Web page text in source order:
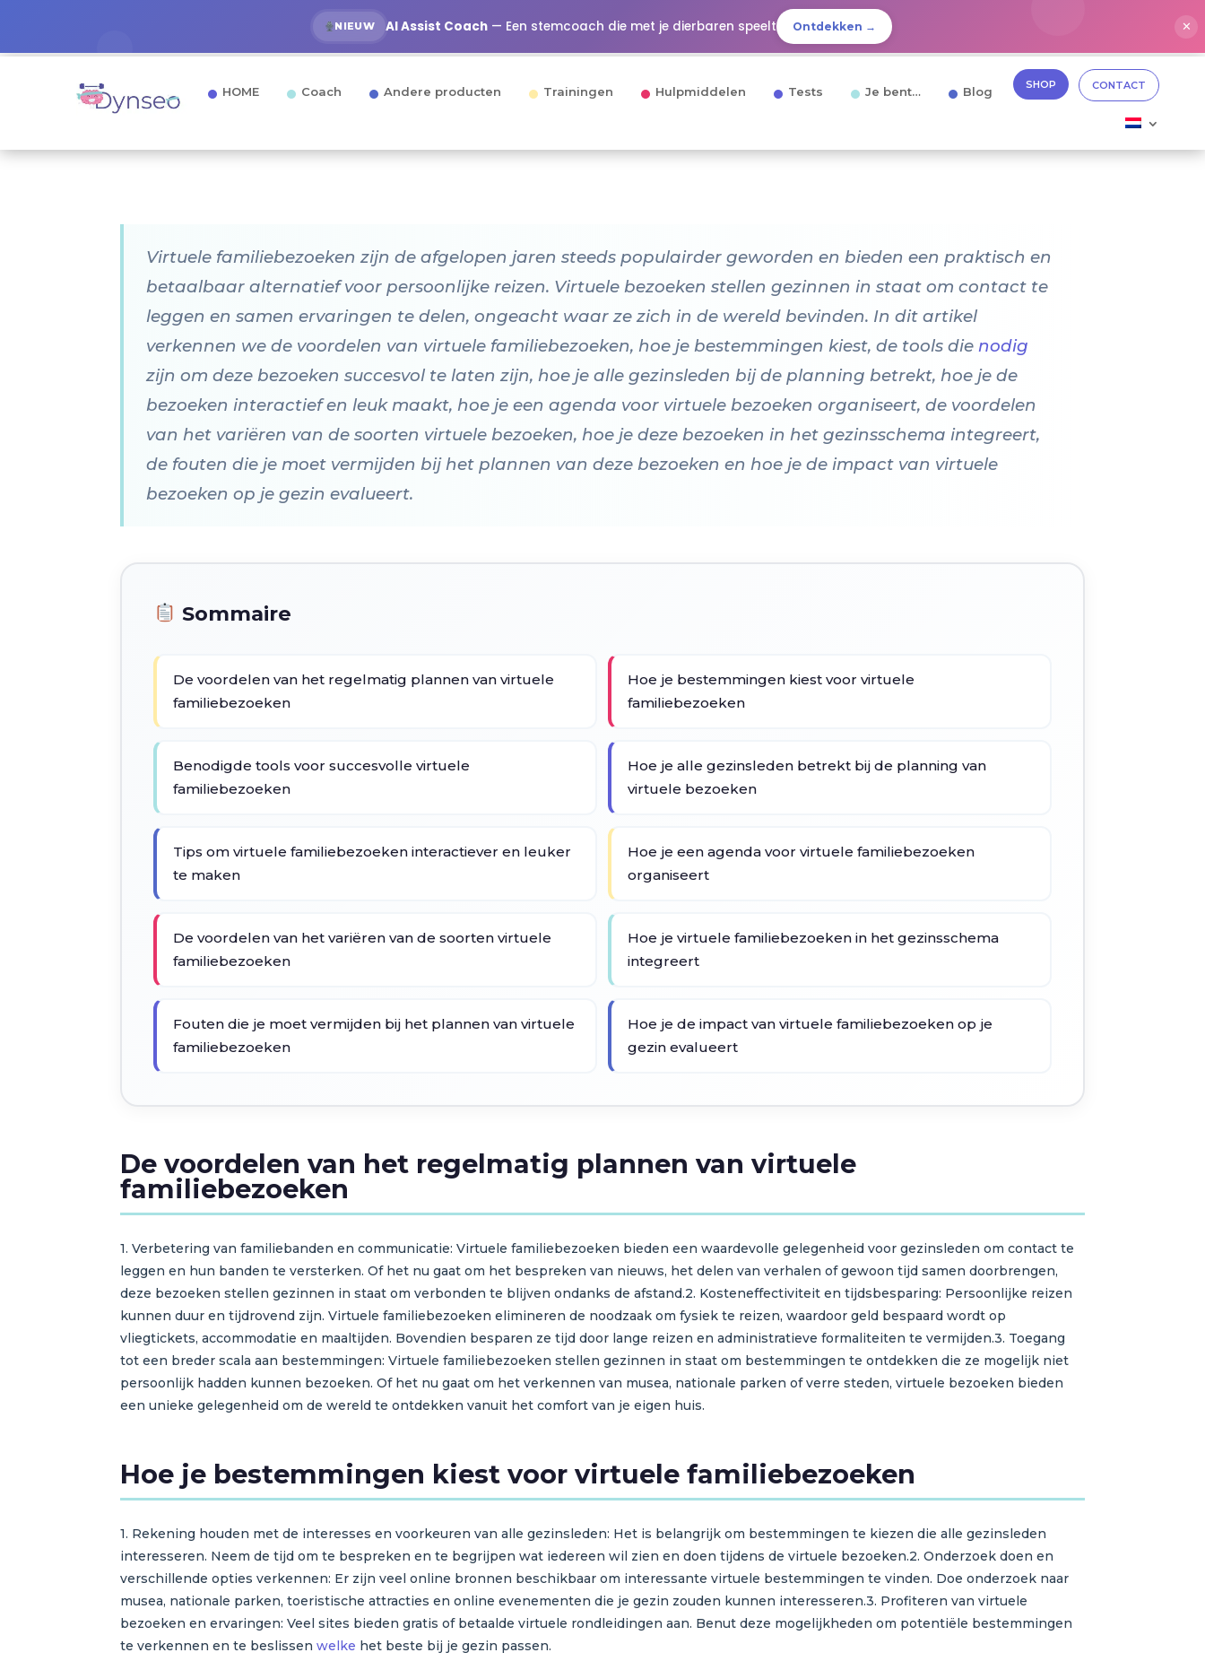
NIEUW AI Assist Coach — Een stemcoach die met je dierbaren speelt Ontdekken → ✕
HOME Coach Andere producten Trainingen Hulpmiddelen Tests Je bent… Blog SHOP CONTACT
Virtuele familiebezoeken zijn de afgelopen jaren steeds populairder geworden en bieden een praktisch en
betaalbaar alternatief voor persoonlijke reizen. Virtuele bezoeken stellen gezinnen in staat om contact te
leggen en samen ervaringen te delen, ongeacht waar ze zich in de wereld bevinden. In dit artikel
verkennen we de voordelen van virtuele familiebezoeken, hoe je bestemmingen kiest, de tools dienodig
zijn om deze bezoeken succesvol te laten zijn, hoe je alle gezinsleden bij de planning betrekt, hoe je de
bezoeken interactief en leuk maakt, hoe je een agenda voor virtuele bezoeken organiseert, de voordelen
van het variëren van de soorten virtuele bezoeken, hoe je deze bezoeken in het gezinsschema integreert,
de fouten die je moet vermijden bij het plannen van deze bezoeken en hoe je de impact van virtuele
bezoeken op je gezin evalueert.
Sommaire
De voordelen van het regelmatig plannen van virtuele
familiebezoeken
Hoe je bestemmingen kiest voor virtuele
familiebezoeken
Benodigde tools voor succesvolle virtuele
familiebezoeken
Hoe je alle gezinsleden betrekt bij de planning van
virtuele bezoeken
Tips om virtuele familiebezoeken interactiever en leuker
te maken
Hoe je een agenda voor virtuele familiebezoeken
organiseert
De voordelen van het variëren van de soorten virtuele
familiebezoeken
Hoe je virtuele familiebezoeken in het gezinsschema
integreert
Fouten die je moet vermijden bij het plannen van virtuele
familiebezoeken
Hoe je de impact van virtuele familiebezoeken op je
gezin evalueert
De voordelen van het regelmatig plannen van virtuele
familiebezoeken
1. Verbetering van familiebanden en communicatie: Virtuele familiebezoeken bieden een waardevolle gelegenheid voor gezinsleden om contact te
leggen en hun banden te versterken. Of het nu gaat om het bespreken van nieuws, het delen van verhalen of gewoon tijd samen doorbrengen,
deze bezoeken stellen gezinnen in staat om verbonden te blijven ondanks de afstand.2. Kosteneffectiviteit en tijdsbesparing: Persoonlijke reizen
kunnen duur en tijdrovend zijn. Virtuele familiebezoeken elimineren de noodzaak om fysiek te reizen, waardoor geld bespaard wordt op
vliegtickets, accommodatie en maaltijden. Bovendien besparen ze tijd door lange reizen en administratieve formaliteiten te vermijden.3. Toegang
tot een breder scala aan bestemmingen: Virtuele familiebezoeken stellen gezinnen in staat om bestemmingen te ontdekken die ze mogelijk niet
persoonlijk hadden kunnen bezoeken. Of het nu gaat om het verkennen van musea, nationale parken of verre steden, virtuele bezoeken bieden
een unieke gelegenheid om de wereld te ontdekken vanuit het comfort van je eigen huis.
Hoe je bestemmingen kiest voor virtuele familiebezoeken
1. Rekening houden met de interesses en voorkeuren van alle gezinsleden: Het is belangrijk om bestemmingen te kiezen die alle gezinsleden
interesseren. Neem de tijd om te bespreken en te begrijpen wat iedereen wil zien en doen tijdens de virtuele bezoeken.2. Onderzoek doen en
verschillende opties verkennen: Er zijn veel online bronnen beschikbaar om interessante virtuele bestemmingen te vinden. Doe onderzoek naar
musea, nationale parken, toeristische attracties en online evenementen die je gezin zouden kunnen interesseren.3. Profiteren van virtuele
bezoeken en ervaringen: Veel sites bieden gratis of betaalde virtuele rondleidingen aan. Benut deze mogelijkheden om potentiële bestemmingen
te verkennen en te beslissenwelke het beste bij je gezin passen.